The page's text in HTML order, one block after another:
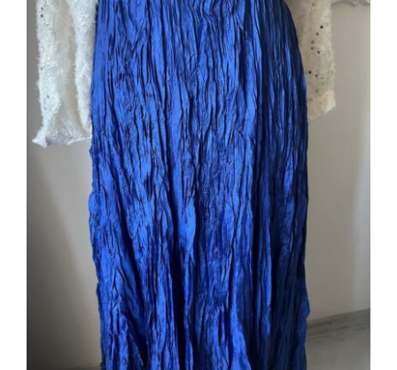
Bürümcuk Etek